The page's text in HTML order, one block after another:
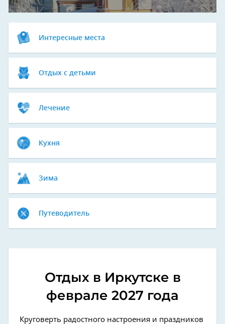
Интересные места
Отдых с детьми
Лечение
Кухня
Зима
Путеводитель
Отдых в Иркутске в
феврале 2027 года
Круговерть радостного настроения и праздников